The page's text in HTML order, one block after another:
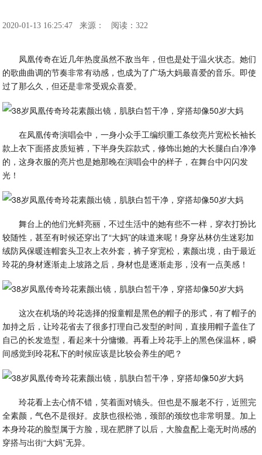
2020-01-13 16:25:47 来源： 阅读：322
凤凰传奇在近几年热度虽然不敌当年，但也是处于温火状态。她们
的歌曲曲调的节奏非常有动感，也成为了广场大妈最喜爱的音乐。即使
过了那么久，但还是非常受观众喜爱。
在凤凰传奇演唱会中，一身小众手工编织重工条纹亮片宽松长袖长
款上衣下面搭皮质短裤，下半身失踪款式，修饰出她的大长腿白白净净
的，这身衣服的亮片也是她那晚在演唱会中的样子，在舞台中闪闪发
光！
舞台上的他们光鲜亮丽，不过生活中的她有些不一样，穿衣打扮比
较随性，甚至有时候还穿出了“大妈”的味道来呢！身穿丛林仿生迷彩加
绒防风保暖连帽套头卫衣上衣外套，裤子穿宽松，素颜出境，由于最近
玲花的身材逐渐走上坡路之后，身材也是逐渐走形，没有一点美感！
这次在机场的玲花选择的报童帽是黑色的帽子的形式，有了帽子的
加持之后，让玲花省去了很多打理自己发型的时间，直接用帽子盖住了
自己的长发造型，看起来十分慵懒。再看上玲花手上的黑色保温杯，瞬
间感觉到玲花私下的时候应该是比较会养生的吧？
玲花看上去心情不错，笑着面对镜头。但也是不服老不行，近照完
全素颜，气色不是很好。皮肤也很松弛，颈部的颈纹也非常明显。加上
本身玲花的脸型属于方脸，现在肥胖了以后，大脸盘配上毫无时尚感的
穿搭与出街“大妈”无异。